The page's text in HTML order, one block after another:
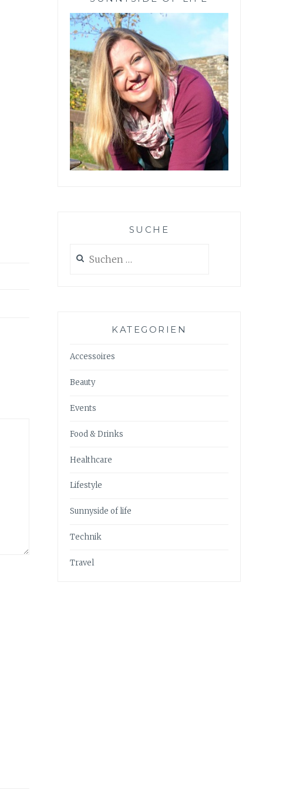
SUCHE
nach:
KATEGORIEN
Accessoires
Beauty
Events
Food & Drinks
Healthcare
Lifestyle
Sunnyside of life
Technik
Travel